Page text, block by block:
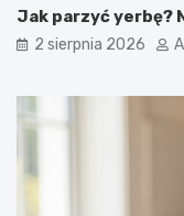
Jak parzyć yerbę?
2 sierpnia 2026